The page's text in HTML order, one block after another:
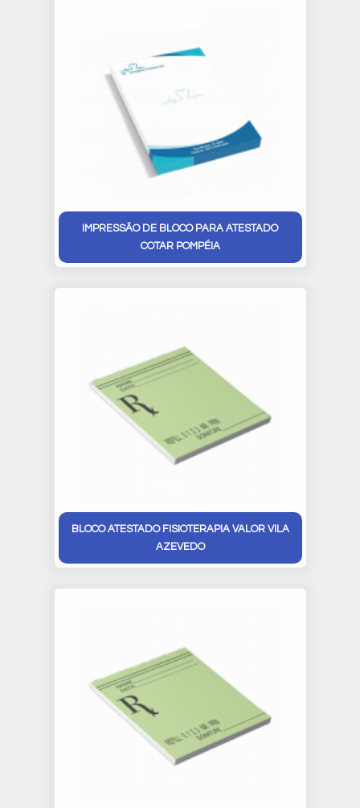
IMPRESSÃO DE BLOCO PARA ATESTADO
COTAR POMPÉIA
BLOCO ATESTADO FISIOTERAPIA VALOR VILA
AZEVEDO